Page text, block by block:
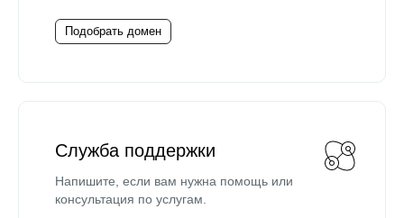
Подобрать домен
Служба поддержки
Напишите, если вам нужна помощь или
консультация по услугам.